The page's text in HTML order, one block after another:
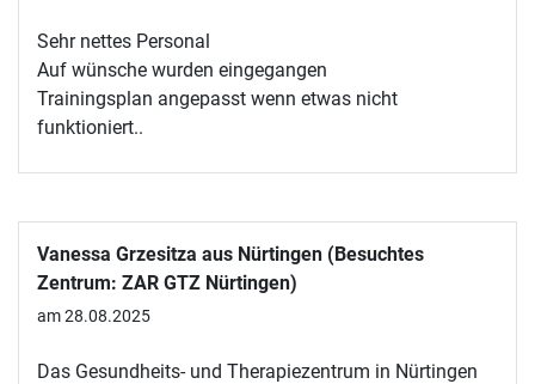
Sehr nettes Personal
Auf wünsche wurden eingegangen
Trainingsplan angepasst wenn etwas nicht
funktioniert..
Vanessa Grzesitza aus Nürtingen (Besuchtes
Zentrum: ZAR GTZ Nürtingen)
am 28.08.2025
Das Gesundheits- und Therapiezentrum in Nürtingen